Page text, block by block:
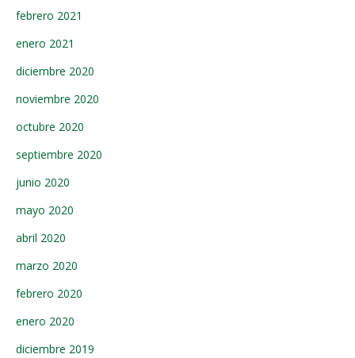
febrero 2021
enero 2021
diciembre 2020
noviembre 2020
octubre 2020
septiembre 2020
junio 2020
mayo 2020
abril 2020
marzo 2020
febrero 2020
enero 2020
diciembre 2019